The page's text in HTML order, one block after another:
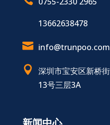
13662638478
 info@trunpoo.com
 深圳市宝安区新桥
13号三层3A